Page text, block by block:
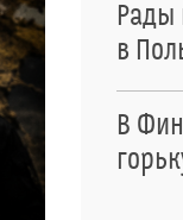
Рады
в
В